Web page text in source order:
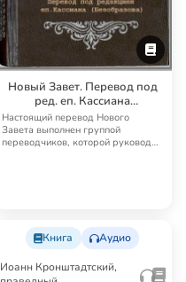
Новый Завет. Перевод под
ред. еп. Кассиана
(Безобразова)
Настоящий перевод Нового
Завета выполнен группой
переводчиков, которой руководил
Книга Аудио
Иоанн Кронштадтский,